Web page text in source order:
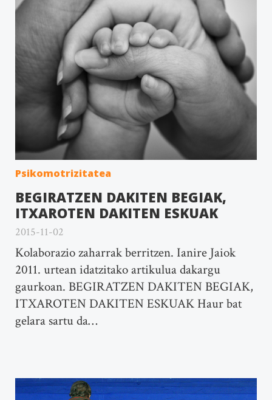
Psikomotrizitatea
BEGIRATZEN DAKITEN BEGIAK,
ITXAROTEN DAKITEN ESKUAK
2015-11-02
Kolaborazio zaharrak berritzen. Ianire Jaiok
2011. urtean idatzitako artikulua dakargu
gaurkoan. BEGIRATZEN DAKITEN BEGIAK,
ITXAROTEN DAKITEN ESKUAK Haur bat
gelara sartu da…